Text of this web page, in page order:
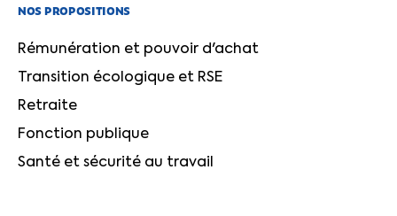
NOS PROPOSITIONS
Rémunération et pouvoir d'achat
Transition écologique et RSE
Retraite
Fonction publique
Santé et sécurité au travail